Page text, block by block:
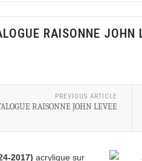
RAISONNE JOHN
PREVIOUS ARTICLE
RAISONNE JOHN LEVEE
2017) acrylique sur